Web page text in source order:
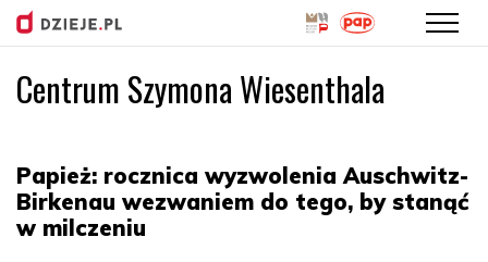
Przejdź
do
Centrum Szymona Wiesenthala
Papież: rocznica wyzwolenia Auschwitz-
Birkenau wezwaniem do tego, by stanąć
w milczeniu